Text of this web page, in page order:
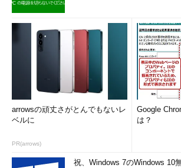
arrowsの頑丈さがとんでもないレ
ベルに
PR(arrows)
Google
は？
祝、Windows 7のWindows 10